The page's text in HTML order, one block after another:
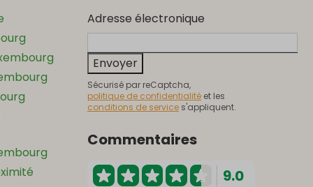
Adresse électronique
Envoyer
Sécurisé par reCaptcha,
politique de confidentialité et les
conditions de service s'appliquent.
Commentaires
9.0